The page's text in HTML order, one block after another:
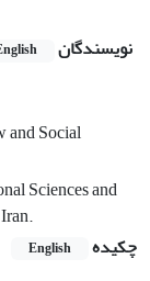
نویسندگان
and Social
Sciences and
چکیده
English